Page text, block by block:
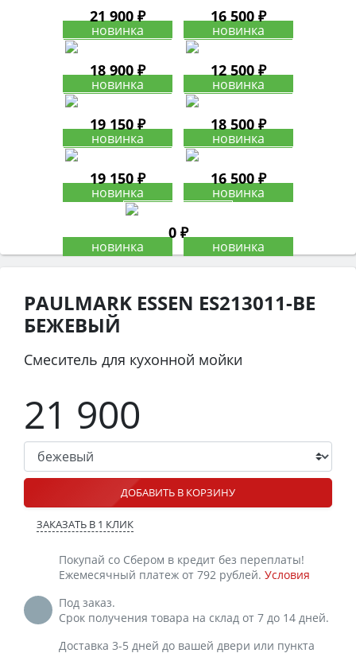
21 900 ₽ 16 500 ₽
18 900 ₽ 12 500 ₽
19 150 ₽ 18 500 ₽
19 150 ₽ 16 500 ₽
0 ₽
PAULMARK ESSEN ES213011-BE
БЕЖЕВЫЙ
Смеситель для кухонной мойки
21 900
ДОБАВИТЬ В КОРЗИНУ
ЗАКАЗАТЬ В 1 КЛИК
Покупай со Сбером в кредит без переплаты!
Ежемесячный платеж от 792 рублей. Условия
Под заказ.
Срок получения товара на склад от 7 до 14 дней.
Доставка 3-5 дней до вашей двери или пункта